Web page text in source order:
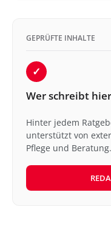
GEPRÜFTE INHALTE
✓
Wer schreibt
Hinter jedem
unterstützt von
Pflege und Beratung.